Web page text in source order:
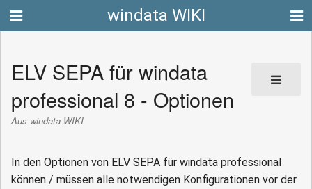
windata WIKI
ELV SEPA für windata
professional 8 - Optionen
Aus windata WIKI
In den Optionen von ELV SEPA für windata professional
können / müssen alle notwendigen Konfigurationen vor der